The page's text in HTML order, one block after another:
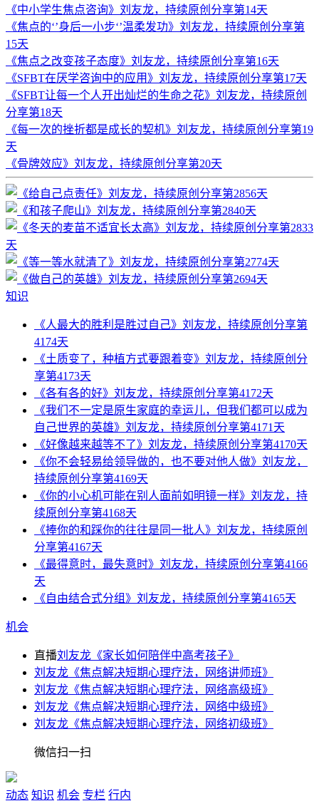
《中小学生焦点咨询》刘友龙，持续原创分享第14天
《焦点的‘’身后一小步‘’温柔发功》刘友龙，持续原创分享第
15天
《焦点之改变孩子态度》刘友龙，持续原创分享第16天
《SFBT在厌学咨询中的应用》刘友龙，持续原创分享第17天
《SFBT让每一个人开出灿烂的生命之花》刘友龙，持续原创
分享第18天
《每一次的挫折都是成长的契机》刘友龙，持续原创分享第19
天
《骨牌效应》刘友龙，持续原创分享第20天
知识
《人最大的胜利是胜过自己》刘友龙，持续原创分享第
4174天
《土质变了，种植方式要跟着变》刘友龙，持续原创分
享第4173天
《各有各的好》刘友龙，持续原创分享第4172天
《我们不一定是原生家庭的幸运儿，但我们都可以成为
自己世界的英雄》刘友龙，持续原创分享第4171天
《好像越来越等不了》刘友龙，持续原创分享第4170天
《你不会轻易给领导做的，也不要对他人做》刘友龙，
持续原创分享第4169天
《你的小心机可能在别人面前如明镜一样》刘友龙，持
续原创分享第4168天
《捧你的和踩你的往往是同一批人》刘友龙，持续原创
分享第4167天
《最得意时，最失意时》刘友龙，持续原创分享第4166
天
《自由结合式分组》刘友龙，持续原创分享第4165天
机会
直播刘友龙《家长如何陪伴中高考孩子》
刘友龙《焦点解决短期心理疗法，网络讲师班》
刘友龙《焦点解决短期心理疗法，网络高级班》
刘友龙《焦点解决短期心理疗法，网络中级班》
刘友龙《焦点解决短期心理疗法，网络初级班》
微信扫一扫
动态 知识 机会 专栏 行内